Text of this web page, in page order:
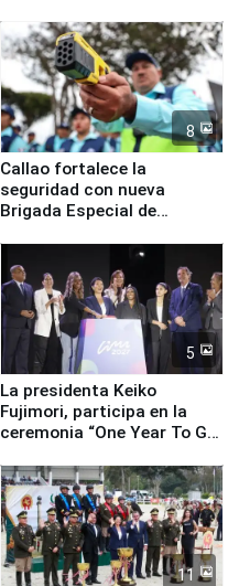
8
Callao fortalece la
seguridad con nueva
Brigada Especial de
equipamiento para
Serenazgo
5
La presidenta Keiko
Fujimori, participa en la
ceremonia “One Year To Go
11